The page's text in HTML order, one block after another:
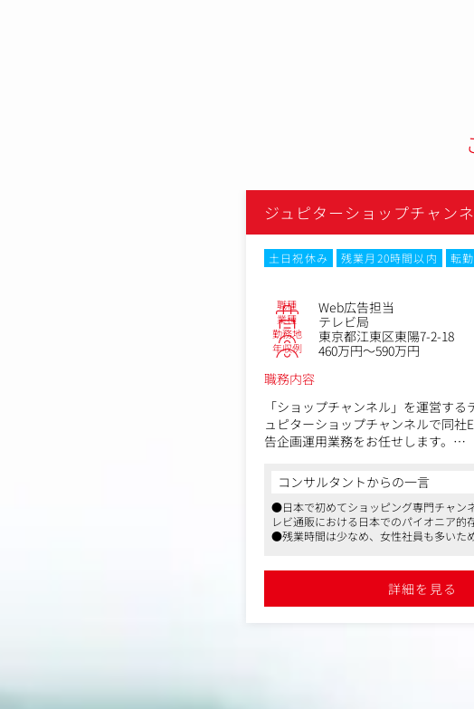
ジュピターショップチャン
土日祝休み 残業月20時間以内
転
職種 Web広告担当
業種 テレビ局
勤務地 東京都江東区東陽7-2-18
年収例
460万円～590万円
職務内容
「ショップチャンネル」を運営す
ュピターショップチャンネルで同社
告企画運用業務をお任せします。
現在同社ではデジタルシフトを推進
積極投資しています。同社のデジタ
してWeb広告領域を担当していただ
していただきます。
・Web広告の戦略立案
・Web広告の効果測定や改善（キー
コンサルタントからの一言
●日本で初めてショッピング専門チャン
レビ通販における日本でのパイオニア的
●残業時間は少なめ、女性社員も多いた
詳細を見る